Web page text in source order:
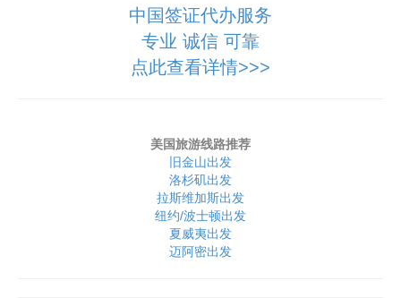
中国签证代办服务
专业 诚信 可靠
点此查看详情>>>
美国旅游线路推荐
旧金山出发
洛杉矶出发
拉斯维加斯出发
纽约/波士顿出发
夏威夷出发
迈阿密出发